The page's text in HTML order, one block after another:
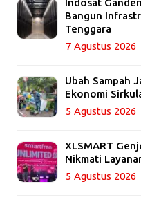
Indosat
Bangun
Tenggara
7 Agustus 2026
Ubah Sampah
Ekonomi
5 Agustus 2026
XLSMART
Nikmati
5 Agustus 2026